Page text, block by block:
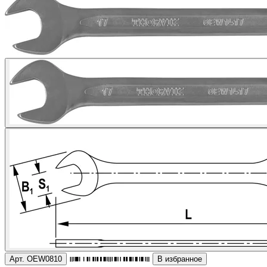
Арт. OEW0810 В избранное